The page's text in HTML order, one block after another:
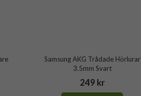
Samsung AKG Trådade Hörlurar
3.5mm Svart
249 kr